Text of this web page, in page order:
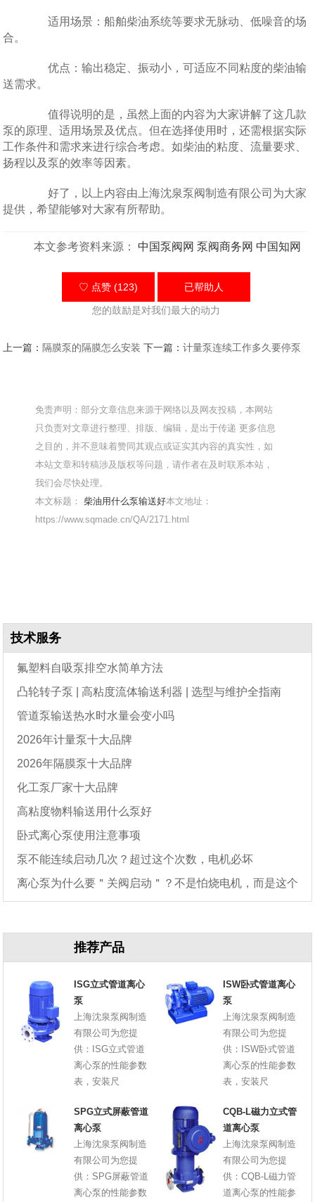
适用场景：船舶柴油系统等要求无脉动、低噪音的场
合。
优点：输出稳定、振动小，可适应不同粘度的柴油输
送需求。
值得说明的是，虽然上面的内容为大家讲解了这几款
泵的原理、适用场景及优点。但在选择使用时，还需根据实际
工作条件和需求来进行综合考虑。如柴油的粘度、流量要求、
扬程以及泵的效率等因素。
好了，以上内容由上海沈泉泵阀制造有限公司为大家
提供，希望能够对大家有所帮助。
本文参考资料来源： 中国泵阀网 泵阀商务网 中国知网
♡ 点赞 (123) 已帮助人
您的鼓励是对我们最大的动力
上一篇： 隔膜泵的隔膜怎么安装 下一篇：计量泵连续工作多久要停泵
免责声明：部分文章信息来源于网络以及网友投稿，本网站
只负责对文章进行整理、排版、编辑，是出于传递 更多信息
之目的，并不意味着赞同其观点或证实其内容的真实性，如
本站文章和转稿涉及版权等问题，请作者在及时联系本站，
我们会尽快处理。
本文标题：柴油用什么泵输送好本文地址：
https://www.sqmade.cn/QA/2171.html
技术服务
氟塑料自吸泵排空水简单方法
凸轮转子泵 | 高粘度流体输送利器 | 选型与维护全指南
管道泵输送热水时水量会变小吗
2026年计量泵十大品牌
2026年隔膜泵十大品牌
化工泵厂家十大品牌
高粘度物料输送用什么泵好
卧式离心泵使用注意事项
泵不能连续启动几次？超过这个次数，电机必坏
离心泵为什么要＂关阀启动＂？不是怕烧电机，而是这个
推荐产品
ISG立式管道离心
泵
上海沈泉泵阀制造
有限公司为您提
供：ISG立式管道
离心泵的性能参数
表，安装尺
ISW卧式管道离心
泵
上海沈泉泵阀制造
有限公司为您提
供：ISW卧式管道
离心泵的性能参数
表，安装尺
SPG立式屏蔽管道
离心泵
上海沈泉泵阀制造
有限公司为您提
供：SPG屏蔽管道
离心泵的性能参数
CQB-L磁力立式管
道离心泵
上海沈泉泵阀制造
有限公司为您提
供：CQB-L磁力管
道离心泵的性能参